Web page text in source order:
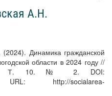
А.Н.
Динамика гражданской
области в 2024 году //
Т. 10. № 2. DOI:
URL: http://socialarea-